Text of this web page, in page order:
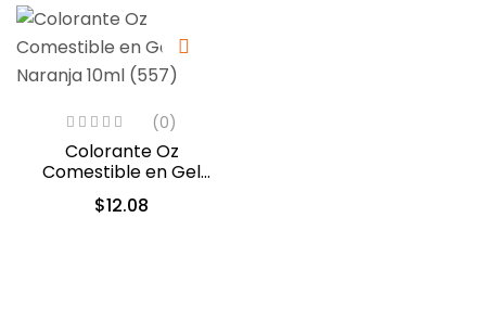
(0)
Colorante Oz
Comestible en Gel
Naranja 10ml (557)
$12.08